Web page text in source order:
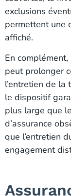
exclusions
permettent une
affiché.
En complément,
peut prolonger
l’entretien de la
le dispositif
plus large que
d’assurance
que l’entretien
engagement